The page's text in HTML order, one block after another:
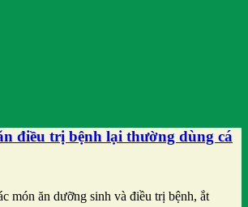
điều trị bệnh lại thường dùng cá
món ăn dưỡng sinh và điều trị bệnh, ắt